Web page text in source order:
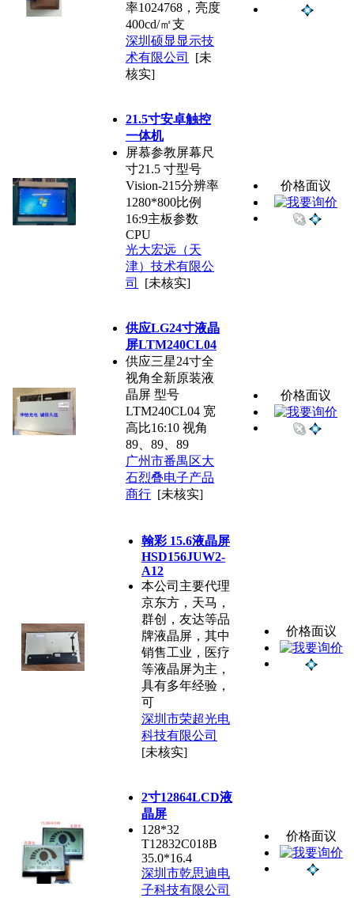
率1024768，亮度
400cd/㎡支
深圳硕显显示技
术有限公司
[未
核实]
21.5寸安卓触控
一体机
屏慕参教屏幕尺
寸21.5 寸型号
Vision-215分辨率
1280*800比例
16:9主板参数
CPU
光大宏远（天
津）技术有限公
司
[未核实]
价格面议
供应LG24寸液晶
屏LTM240CL04
供应三星24寸全
视角全新原装液
晶屏 型号
LTM240CL04 宽
高比16:10 视角
89、89、89
广州市番禺区大
石烈叠电子产品
商行 [未核实]
价格面议
翰彩 15.6液晶屏
HSD156JUW2-
A12
本公司主要代理
京东方，天马，
群创，友达等品
牌液晶屏，其中
销售工业，医疗
等液晶屏为主，
具有多年经验，
可
深圳市荣超光电
科技有限公司
[未核实]
价格面议
2寸12864LCD液
晶屏
128*32
T12832C018B
35.0*16.4
深圳市乾思迪电
子科技有限公司
价格面议